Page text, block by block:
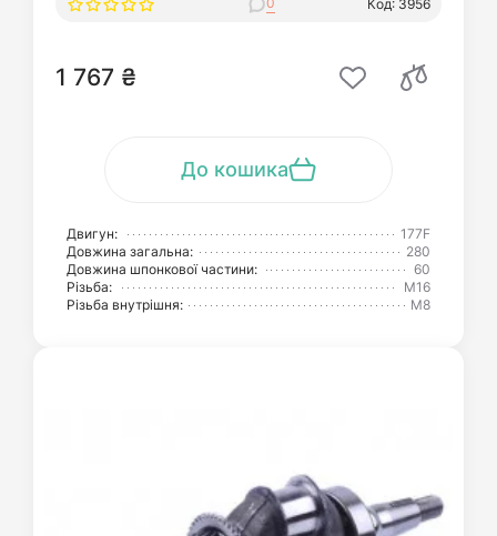
Код: 3956
1 767 ₴
До кошика
Двигун:
177F
Довжина загальна:
280
Довжина шпонкової частини:
60
Різьба:
М16
Різьба внутрішня:
М8